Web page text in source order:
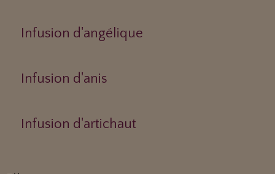
Infusion d'angélique
Infusion d'anis
Infusion d'artichaut